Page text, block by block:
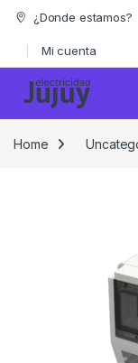
Skip to navigation
Skip to content
¿Donde estamos?
Mi cuenta
Home